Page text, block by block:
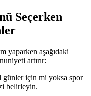
Seçerken
yaparken aşağıdaki
artırır:
günler için mi yoksa spor
belirleyin.